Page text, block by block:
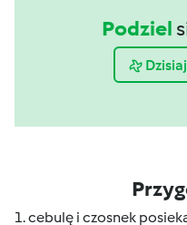
Podziel
1. cebulę i czosnek